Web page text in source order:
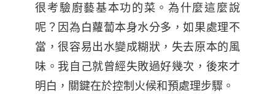
很考驗廚藝基本功的菜。為什麼這麼說
呢？因為白蘿蔔本身水分多，如果處理不
當，很容易出水變成糊狀，失去原本的風
味。我自己就曾經失敗過好幾次，後來才
明白，關鍵在於控制火候和預處理步驟。